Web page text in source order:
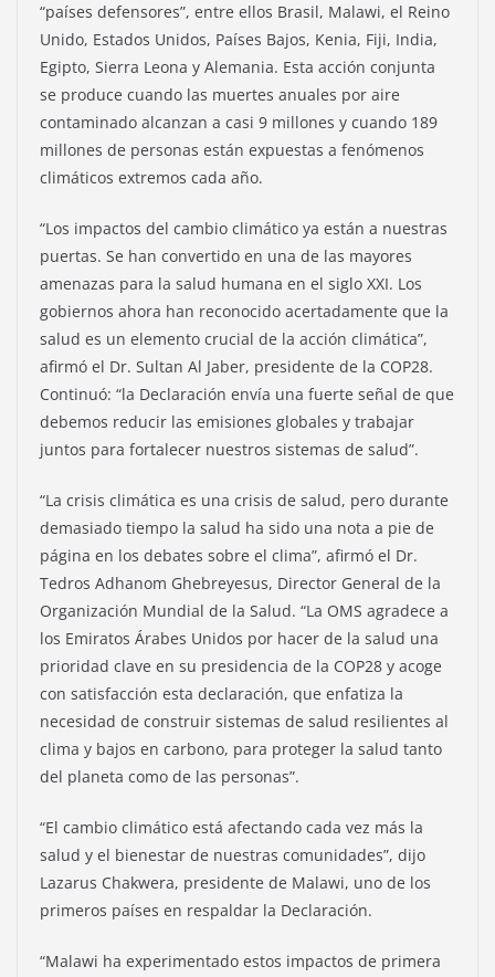
“países defensores”, entre ellos Brasil, Malawi, el Reino
Unido, Estados Unidos, Países Bajos, Kenia, Fiji, India,
Egipto, Sierra Leona y Alemania. Esta acción conjunta
se produce cuando las muertes anuales por aire
contaminado alcanzan a casi 9 millones y cuando 189
millones de personas están expuestas a fenómenos
climáticos extremos cada año.
“Los impactos del cambio climático ya están a nuestras
puertas. Se han convertido en una de las mayores
amenazas para la salud humana en el siglo XXI. Los
gobiernos ahora han reconocido acertadamente que la
salud es un elemento crucial de la acción climática”,
afirmó el Dr. Sultan Al Jaber, presidente de la COP28.
Continuó: “la Declaración envía una fuerte señal de que
debemos reducir las emisiones globales y trabajar
juntos para fortalecer nuestros sistemas de salud”.
“La crisis climática es una crisis de salud, pero durante
demasiado tiempo la salud ha sido una nota a pie de
página en los debates sobre el clima”, afirmó el Dr.
Tedros Adhanom Ghebreyesus, Director General de la
Organización Mundial de la Salud. “La OMS agradece a
los Emiratos Árabes Unidos por hacer de la salud una
prioridad clave en su presidencia de la COP28 y acoge
con satisfacción esta declaración, que enfatiza la
necesidad de construir sistemas de salud resilientes al
clima y bajos en carbono, para proteger la salud tanto
del planeta como de las personas”.
“El cambio climático está afectando cada vez más la
salud y el bienestar de nuestras comunidades”, dijo
Lazarus Chakwera, presidente de Malawi, uno de los
primeros países en respaldar la Declaración.
“Malawi ha experimentado estos impactos de primera